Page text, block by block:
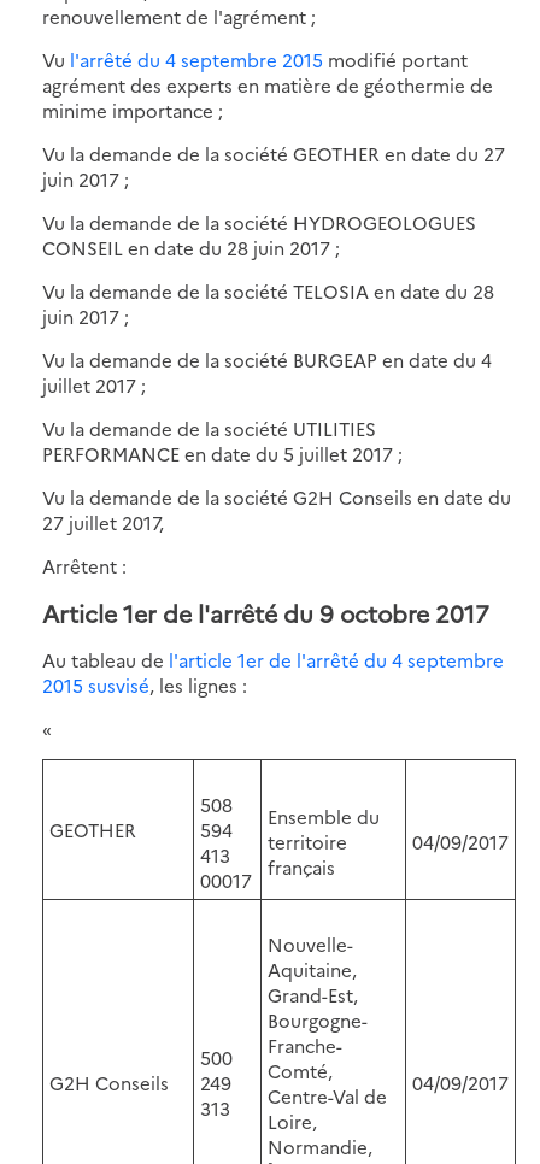
renouvellement de l'agrément ;
Vu l'arrêté du 4 septembre 2015 modifié portant
agrément des experts en matière de géothermie de
minime importance ;
Vu la demande de la société GEOTHER en date du 27
juin 2017 ;
Vu la demande de la société HYDROGEOLOGUES
CONSEIL en date du 28 juin 2017 ;
Vu la demande de la société TELOSIA en date du 28
juin 2017 ;
Vu la demande de la société BURGEAP en date du 4
juillet 2017 ;
Vu la demande de la société UTILITIES
PERFORMANCE en date du 5 juillet 2017 ;
Vu la demande de la société G2H Conseils en date du
27 juillet 2017,
Arrêtent :
Article 1er de l'arrêté du 9 octobre 2017
Au tableau de l'article 1er de l'arrêté du 4 septembre
2015 susvisé, les lignes :
«
GEOTHER
508
594
413
00017
Ensemble du
territoire
français
04/09/2017
G2H Conseils
500
249
313
Nouvelle-
Aquitaine,
Grand-Est,
Bourgogne-
Franche-
Comté,
Centre-Val de
Loire,
Normandie,
04/09/2017